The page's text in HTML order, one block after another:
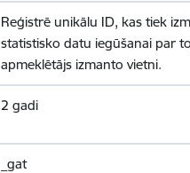
Reģistrē unikālu ID, kas tiek
statistisko datu iegūšanai par
apmeklētājs izmanto vietni.
2 gadi
_gat